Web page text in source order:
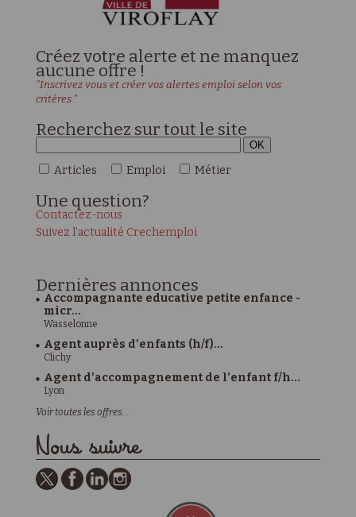
Créez votre alerte et ne manquez
aucune offre !
"Inscrivez vous et créer vos alertes emploi selon vos
critères."
Recherchez sur tout le site
Articles Emploi Métier
Une question?
Contactez-nous
Suivez l'actualité Crechemploi
Dernières annonces
Accompagnante educative petite enfance -
micr...
Wasselonne
Agent auprès d'enfants (h/f)...
Clichy
Agent d’accompagnement de l’enfant f/h...
Lyon
Voir toutes les offres...
Nous suivre